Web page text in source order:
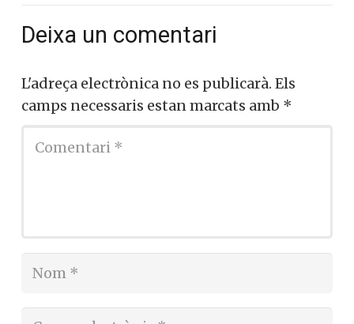
Deixa un comentari
L'adreça electrònica no es publicarà. Els
camps necessaris estan marcats amb *